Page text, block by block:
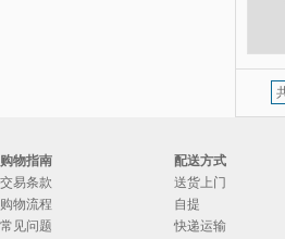
购物指南
交易条款
购物流程
常见问题
配送方式
送货上门
自提
快递运输